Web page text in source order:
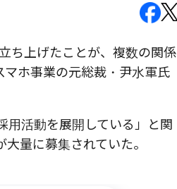
ち上げたことが、複数の関係
ホ事業の元総裁・尹水軍氏
用活動を展開している」と関
量に募集されていた。